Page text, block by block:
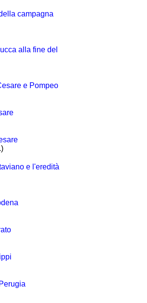
campagna
alla fine del
e Pompeo
e l'eredità